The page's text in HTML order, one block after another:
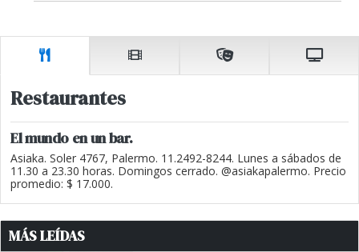
Restaurantes
El mundo en un bar.
Asiaka. Soler 4767, Palermo. 11.2492-8244. Lunes a sábados de
11.30 a 23.30 horas. Domingos cerrado. @asiakapalermo. Precio
promedio: $ 17.000.
MÁS LEÍDAS